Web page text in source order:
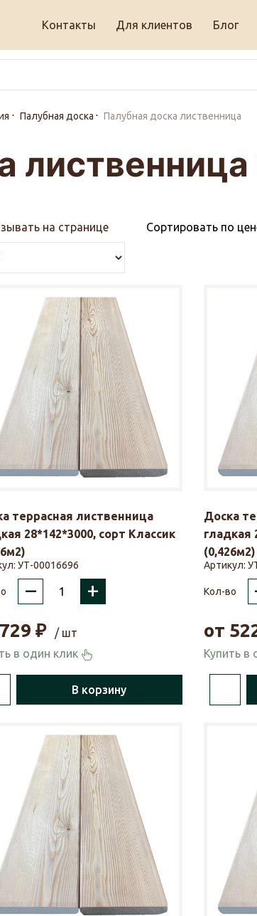
Контакты Для клиентов Блог
Палубная доска Палубная доска лиственница
лиственница
на странице Сортировать по
террасная лиственница
28*142*3000, сорт Классик
УТ-00016696
– +
729 ₽
/ шт
в один клик
В корзину
Доска
гладкая
(0,426м2)
Артикул:
Кол-во
от
Купить в